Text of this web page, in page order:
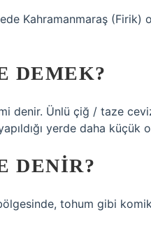
Kahramanmaraş (Firik)
DEMEK?
denir. Ünlü çiğ / taze
yerde daha
DENIR?
tohum gibi